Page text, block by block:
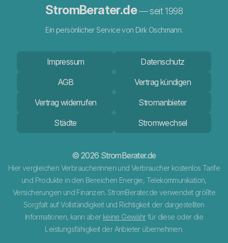
StromBerater.de— seit 1998
Ein persönlicher Service von Dirk Oschmann.
Impressum
Datenschutz
AGB
Vertrag kündigen
Vertrag widerrufen
Stromanbieter
Städte
Stromwechsel
© 2026 StromBerater.de
Hier vergleichen Verbraucherinnen und Verbraucher kostenlos Tarife
und Produkte in den Bereichen Energie, Telekommunikation,
Versicherungen und Finanzen. StromBerater.de verwendet größte
Sorgfalt auf Vollständigkeit und Richtigkeit der dargestellten
Informationen, kann aber keine Gewährfür diese oder die
Leistungsfähigkeit der Anbieter übernehmen.